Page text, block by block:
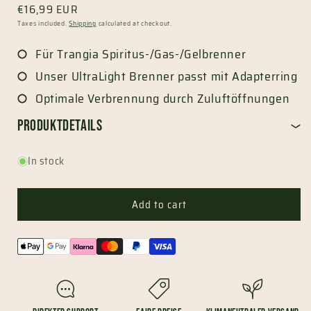
Regular
price
€16,99 EUR
Taxes included.Shipping calculated at checkout.
Für Trangia Spiritus-/Gas-/Gelbrenner
Unser UltraLight Brenner passt mit Adapterring
Optimale Verbrennung durch Zuluftöffnungen
Produktdetails
In stock
Add to cart
Payment